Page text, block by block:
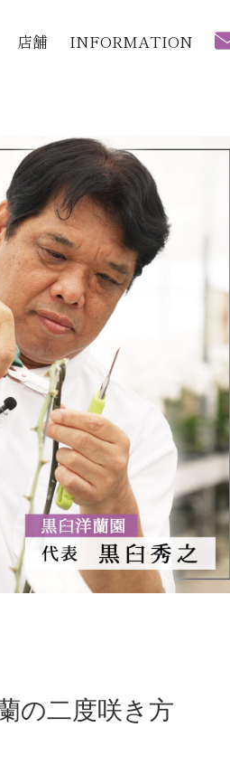
店舗 INFORMATION
の二度咲き方